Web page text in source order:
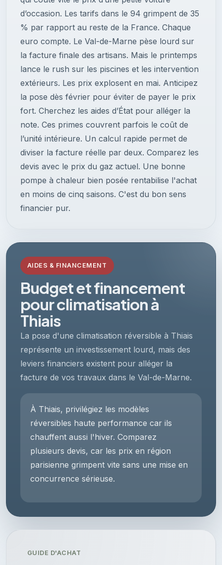
d’occasion. Les tarifs dans le 94 grimpent de 35
% par rapport au reste de la France. Chaque
euro compte. Le Val-de-Marne pèse lourd sur
la facture finale des artisans. Mais le printemps
lance le rush sur les piscines et les intervention
extérieurs. Les prix explosent en mai. Anticipez
la pose dès février pour éviter de payer le prix
fort. Cherchez les aides d’État pour alléger la
note. Ces primes couvrent parfois le coût de
l’unité intérieure. Un calcul rapide permet de
diviser la facture réelle par deux. Comparez les
devis avec le prix du gaz actuel. Une bonne
pompe à chaleur bien posée rentabilise l'achat
en moins de cinq saisons. C'est du bon sens
financier pur.
AIDES & FINANCEMENT
Budget et financement
pour climatisation à
Thiais
La pose d'une climatisation réversible à Thiais
représente un investissement lourd, mais des
leviers financiers existent pour alléger la
facture de vos travaux dans le Val-de-Marne.
À Thiais, privilégiez les modèles
réversibles haute performance car ils
chauffent aussi l'hiver. Comparez
plusieurs devis, car les prix en région
parisienne grimpent vite sans une mise en
concurrence sérieuse.
GUIDE D'ACHAT